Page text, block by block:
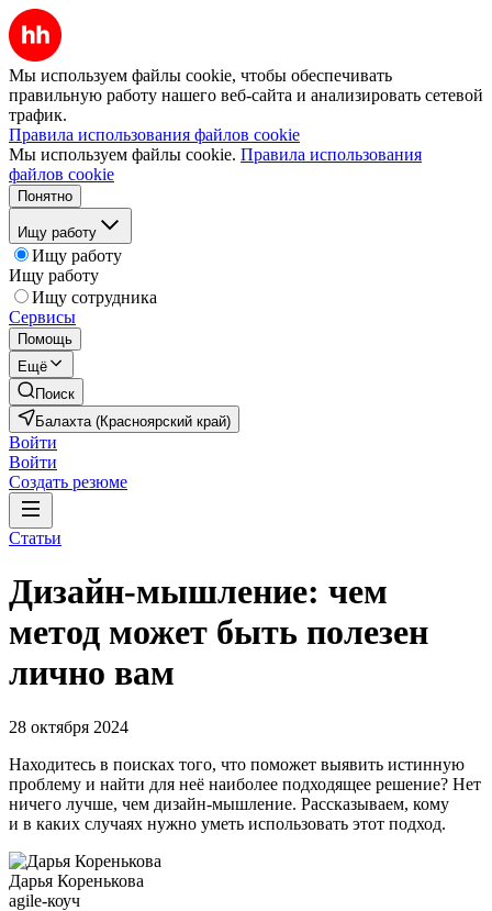
Мы используем файлы cookie, чтобы обеспечивать
правильную работу нашего веб-сайта и анализировать сетевой
трафик.
Правила использования файлов cookie
Мы используем файлы cookie. Правила использования
файлов cookie
Понятно
Ищу работу
Ищу работу
Ищу работу
Ищу сотрудника
Сервисы
Помощь
Ещё
Поиск
Балахта (Красноярский край)
Войти
Войти
Создать резюме
Статьи
Дизайн-мышление: чем
метод может быть полезен
лично вам
28 октября 2024
Находитесь в поисках того, что поможет выявить истинную
проблему и найти для неё наиболее подходящее решение? Нет
ничего лучше, чем дизайн-мышление. Рассказываем, кому
и в каких случаях нужно уметь использовать этот подход.
Дарья Коренькова
agile-коуч